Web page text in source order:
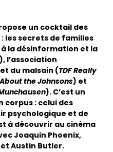
un cocktail des
les secrets de familles
à la désinformation et la
), l’association
du malsain (TDF Really
the Johnsons) et
). C’est un
corpus : celui des
psychologique et de
à découvrir au cinéma
Joaquin Phoenix,
et Austin Butler.